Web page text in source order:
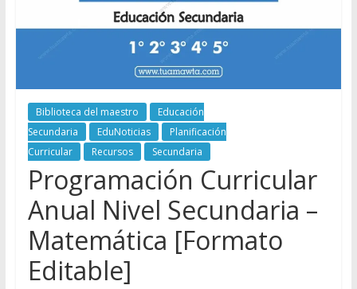
Biblioteca del maestro
Educación
Secundaria
EduNoticias
Planificación
Curricular
Recursos Secundaria
Programación Curricular
Anual Nivel Secundaria –
Matemática [Formato
Editable]